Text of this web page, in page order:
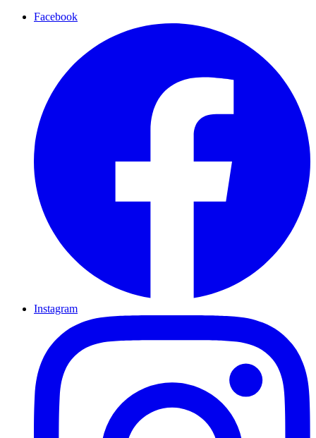
Facebook
Instagram